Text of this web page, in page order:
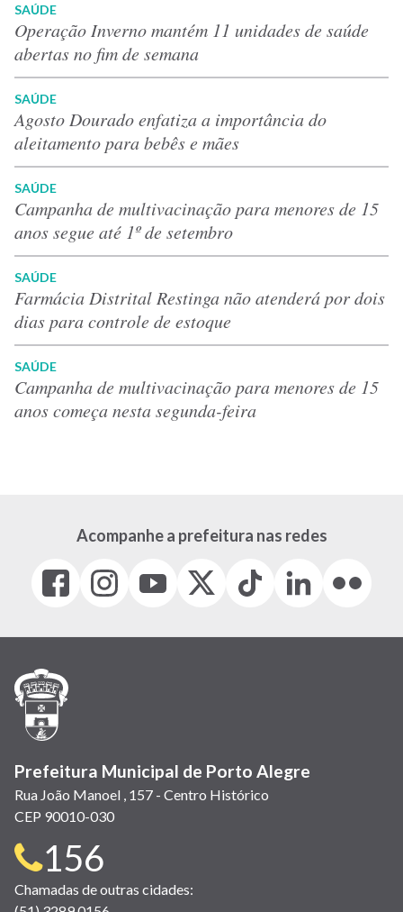
SAÚDE
Operação Inverno mantém 11 unidades de saúde
abertas no fim de semana
SAÚDE
Agosto Dourado enfatiza a importância do
aleitamento para bebês e mães
SAÚDE
Campanha de multivacinação para menores de 15
anos segue até 1º de setembro
SAÚDE
Farmácia Distrital Restinga não atenderá por dois
dias para controle de estoque
SAÚDE
Campanha de multivacinação para menores de 15
anos começa nesta segunda-feira
Acompanhe a prefeitura nas redes
Facebook
(link
em
janela)
Instagram
(link
em
(link
em
(Antigo
(link
Tiktok
(link
em
LinkedIn
(link
em
(link
em
Prefeitura Municipal de Porto Alegre
Rua João Manoel , 157 - Centro Histórico
CEP 90010-030
Telefone
para
156
Chamadas de outras cidades: